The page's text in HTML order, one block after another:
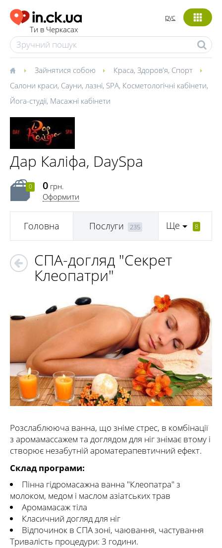
Ти в Черкасах
рус
Зайнятися собою Краса, Здоров'я, Спорт
Салони краси, Сауни, лазні, SPA, Косметологічні кабінети,
Йога-студії, Масажні кабінети
Дар Каліфа, DaySpa
0 0 грн.
Оформити
Головна Послуги 235 Ще 8
СПА-догляд "Секрет
Клеопатри"
Розслаблююча ванна, що зніме стрес, в комбінації
з аромамассажем та доглядом для ніг знімає втому і
створює незабутній ароматерапевтичний ефект.
Склад програми:
Пінна гідромасажна ванна "Клеопатра" з
молоком, медом і маслом азіатських трав
Аромамасаж тіла
Класичний догляд для ніг
Відпочинок в СПА зоні, чаювання, частування
Тривалість процедури: 3 години.